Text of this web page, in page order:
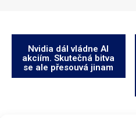
Nvidia dál vládne AI
akciím. Skutečná bitva
se ale přesouvá jinam